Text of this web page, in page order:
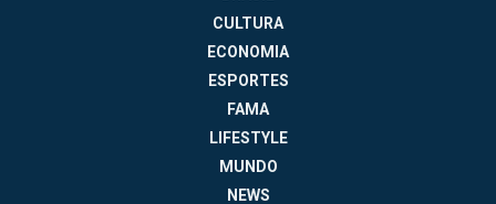
CULTURA
ECONOMIA
ESPORTES
FAMA
LIFESTYLE
MUNDO
NEWS